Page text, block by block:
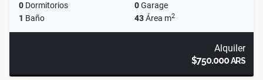
0 Dormitorios 0Garage
1 Baño 43Área m2
Alquiler
$750.000ARS